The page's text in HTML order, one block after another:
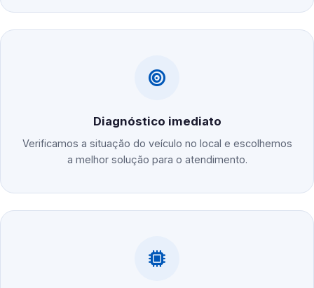
Diagnóstico imediato
Verificamos a situação do veículo no local e escolhemos
a melhor solução para o atendimento.